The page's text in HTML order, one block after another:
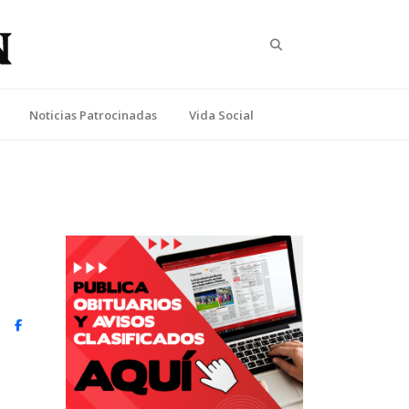
Noticias Patrocinadas Vida Social
Facebook